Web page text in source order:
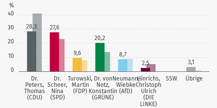
0
10
20
30
40
%
Dr.
Peters,
Thomas
(CDU)
Dr.
Scheer,
Nina
(SPD)
Turowski,
Martin
(FDP)
Dr. von
Notz,
Konstantin
(GRÜNE)
Neumann,
Wiebke
(AfD)
Hinrichs,
Christoph
Ulrich
(DIE
LINKE)
SSW Übrige
28,3 27,6
9,6
20,2
8,7
2,5
3,1